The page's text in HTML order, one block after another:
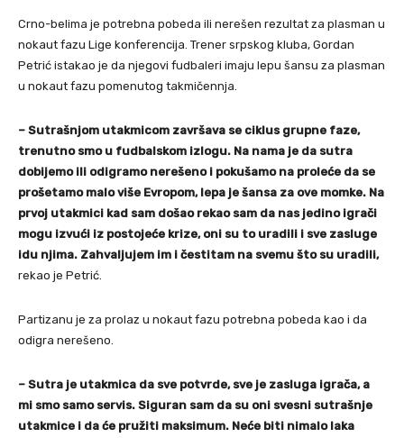
Crno-belima je potrebna pobeda ili nerešen rezultat za plasman u
nokaut fazu Lige konferencija. Trener srpskog kluba, Gordan
Petrić istakao je da njegovi fudbaleri imaju lepu šansu za plasman
u nokaut fazu pomenutog takmičennja.
– Sutrašnjom utakmicom završava se ciklus grupne faze,
trenutno smo u fudbalskom izlogu. Na nama je da sutra
dobijemo ili odigramo nerešeno i pokušamo na proleće da se
prošetamo malo više Evropom, lepa je šansa za ove momke. Na
prvoj utakmici kad sam došao rekao sam da nas jedino igrači
mogu izvući iz postojeće krize, oni su to uradili i sve zasluge
idu njima. Zahvaljujem im i čestitam na svemu što su uradili,
rekao je Petrić.
Partizanu je za prolaz u nokaut fazu potrebna pobeda kao i da
odigra nerešeno.
– Sutra je utakmica da sve potvrde, sve je zasluga igrača, a
mi smo samo servis. Siguran sam da su oni svesni sutrašnje
utakmice i da će pružiti maksimum. Neće biti nimalo laka